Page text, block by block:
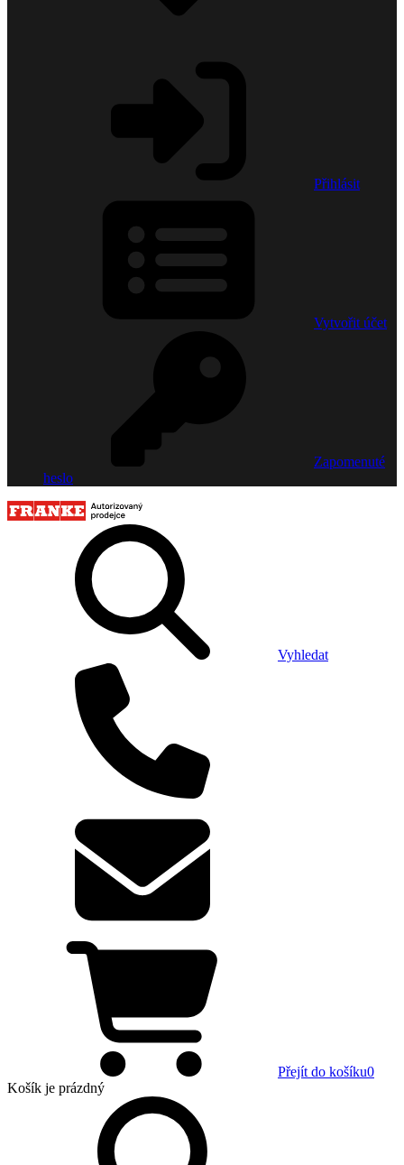
Přihlásit
Vytvořit účet
Zapomenuté
heslo
Vyhledat
Přejít do košíku0
Košík je prázdný